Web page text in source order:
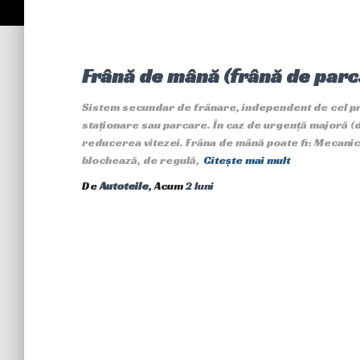
Frână de mână (frână de
Sistem secundar de frânare, independent de cel
staționare sau parcare. În caz de urgență
reducerea vitezei. Frâna de mână poate fi:
blochează, de regulă, Citește mai mult
DeAutoteile, Acum2 luni